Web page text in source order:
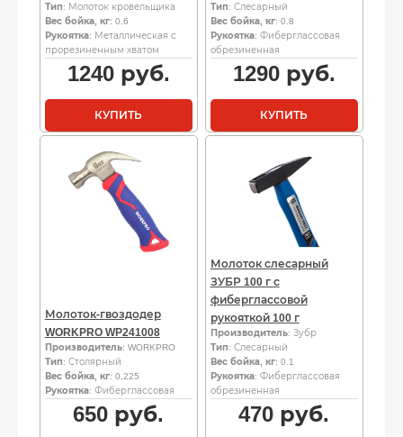
Тип: Молоток кровельщика
Вес бойка, кг: 0.6
Рукоятка: Металлическая с
прорезиненным хватом
1240руб.
КУПИТЬ
Тип: Слесарный
Вес бойка, кг: 0.8
Рукоятка: Фиберглассовая
обрезиненная
1290руб.
КУПИТЬ
Молоток-гвоздодер
WORKPRO WP241008
Производитель: WORKPRO
Тип: Столярный
Вес бойка, кг: 0,225
Рукоятка: Фиберглассовая
650 руб.
Молоток слесарный
ЗУБР 100 г с
фиберглассовой
рукояткой 100 г
Производитель: Зубр
Тип: Слесарный
Вес бойка, кг: 0.1
Рукоятка: Фиберглассовая
обрезиненная
470 руб.